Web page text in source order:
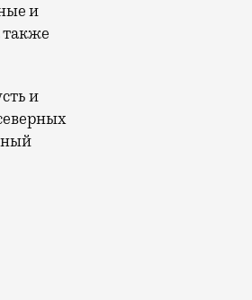
и
также
и
кроме шуток —